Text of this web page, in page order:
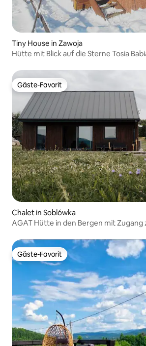
Tiny House in Zawoja
Hütte mit Blick auf die Sterne Tosia
Gäste-Favorit
Gäste-Favorit
Chalet in Soblówka
AGAT Hütte in den Bergen mit Zugang
Gäste-Favorit
Gäste-Favorit